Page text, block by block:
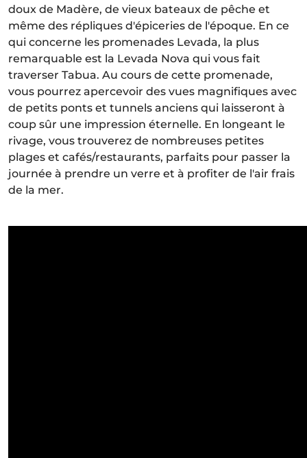
doux de Madère, de vieux bateaux de pêche et
même des répliques d'épiceries de l'époque. En ce
qui concerne les promenades Levada, la plus
remarquable est la Levada Nova qui vous fait
traverser Tabua. Au cours de cette promenade,
vous pourrez apercevoir des vues magnifiques avec
de petits ponts et tunnels anciens qui laisseront à
coup sûr une impression éternelle. En longeant le
rivage, vous trouverez de nombreuses petites
plages et cafés/restaurants, parfaits pour passer la
journée à prendre un verre et à profiter de l'air frais
de la mer.